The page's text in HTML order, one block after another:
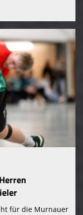
für die Murnauer